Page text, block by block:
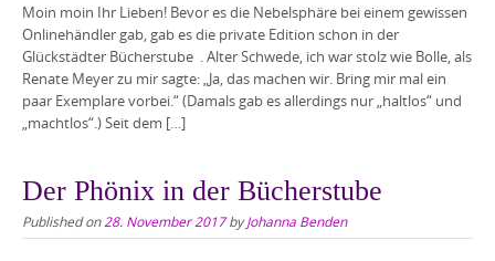
Moin moin Ihr Lieben! Bevor es die Nebelsphäre bei einem gewissen
Onlinehändler gab, gab es die private Edition schon in der
Glückstädter Bücherstube . Alter Schwede, ich war stolz wie Bolle, als
Renate Meyer zu mir sagte: „Ja, das machen wir. Bring mir mal ein
paar Exemplare vorbei.“ (Damals gab es allerdings nur „haltlos“ und
„machtlos“.) Seit dem […]
Der Phönix in der Bücherstube
Published on28. November 2017byJohanna Benden